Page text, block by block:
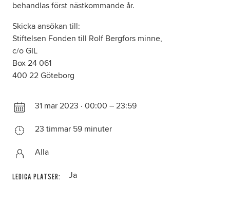
behandlas först nästkommande år.
Skicka ansökan till:
Stiftelsen Fonden till Rolf Bergfors minne,
c/o GIL
Box 24 061
400 22 Göteborg
31 mar 2023 · 00:00 – 23:59
23 timmar 59 minuter
Alla
LEDIGA PLATSER: Ja